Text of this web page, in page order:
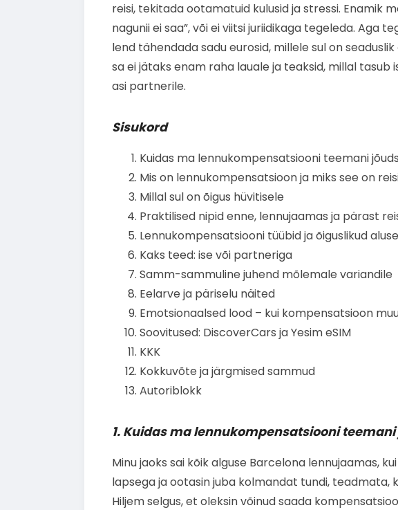
reisi, tekitada ootamatuid kulusid ja stressi. Enamik
nagunii ei saa”, või ei viitsi juriidikaga tegeleda. Aga
lend tähendada sadu eurosid, millele sul on
sa ei jätaks enam raha lauale ja teaksid, millal tasub
asi partnerile.
Sisukord
Kuidas ma lennukompensatsiooni teemani
Mis on lennukompensatsioon ja miks see on
Millal sul on õigus hüvitisele
Praktilised nipid enne, lennujaamas ja pärast
Lennukompensatsiooni tüübid ja õiguslikud
Kaks teed: ise või partneriga
Samm-sammuline juhend mõlemale variandile
Eelarve ja päriselu näited
Emotsionaalsed lood – kui kompensatsioon
Soovitused: DiscoverCars ja Yesim eSIM
KKK
Kokkuvõte ja järgmised sammud
Autoriblokk
1. Kuidas ma lennukompensatsiooni
Minu jaoks sai kõik alguse Barcelona lennujaamas,
lapsega ja ootasin juba kolmandat tundi, teadmata,
Hiljem selgus, et oleksin võinud saada